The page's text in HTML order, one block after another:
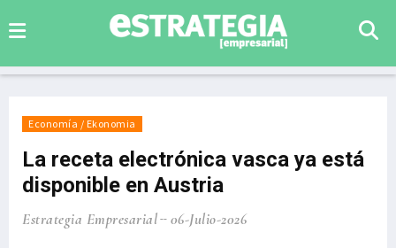
Economía / Ekonomia
La receta electrónica vasca ya está
disponible en Austria
Estrategia Empresarial 06-Julio-2026